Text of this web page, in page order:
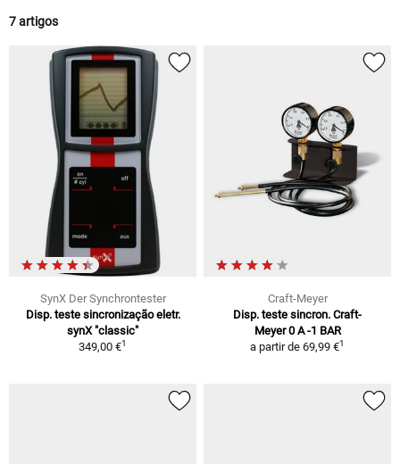
7 artigos
SynX Der Synchrontester
Disp. teste sincronização eletr.
synX "classic"
349,00 €1
Craft-Meyer
Disp. teste sincron. Craft-
Meyer 0 A -1 BAR
a partir de 69,99 €1